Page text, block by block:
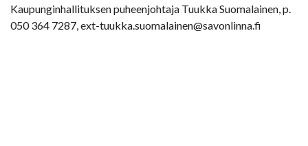
Kaupunginhallituksen puheenjohtaja Tuukka Suomalainen, p.
050 364 7287, ext-tuukka.suomalainen@savonlinna.fi